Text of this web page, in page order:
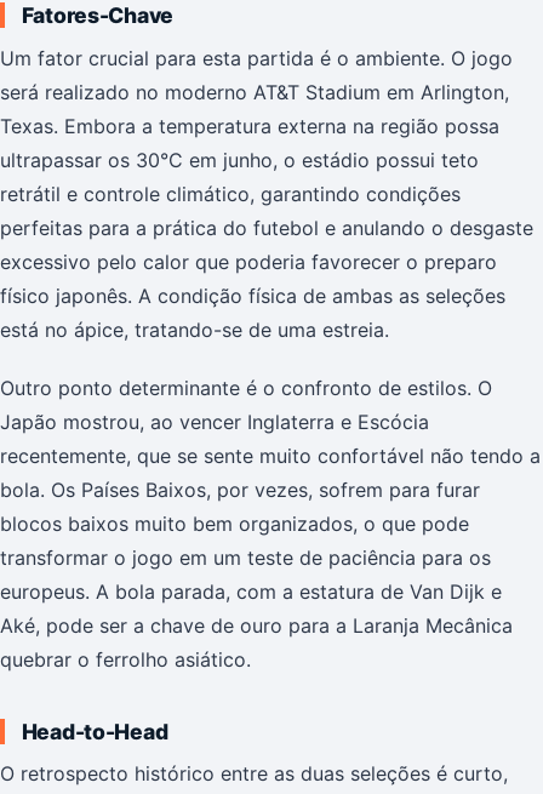
Fatores-Chave
Um fator crucial para esta partida é o ambiente. O jogo
será realizado no moderno AT&T Stadium em Arlington,
Texas. Embora a temperatura externa na região possa
ultrapassar os 30°C em junho, o estádio possui teto
retrátil e controle climático, garantindo condições
perfeitas para a prática do futebol e anulando o desgaste
excessivo pelo calor que poderia favorecer o preparo
físico japonês. A condição física de ambas as seleções
está no ápice, tratando-se de uma estreia.
Outro ponto determinante é o confronto de estilos. O
Japão mostrou, ao vencer Inglaterra e Escócia
recentemente, que se sente muito confortável não tendo a
bola. Os Países Baixos, por vezes, sofrem para furar
blocos baixos muito bem organizados, o que pode
transformar o jogo em um teste de paciência para os
europeus. A bola parada, com a estatura de Van Dijk e
Aké, pode ser a chave de ouro para a Laranja Mecânica
quebrar o ferrolho asiático.
Head-to-Head
O retrospecto histórico entre as duas seleções é curto,